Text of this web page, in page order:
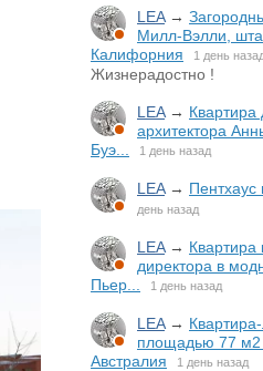
LEA→
Милл-Вэлли,
Калифорния
1 день
Жизнерадостно !
LEA→ Квартира
архитектора
Буэ...
1 день назад
LEA→ Пентхаус
день назад
LEA→ Квартира
директора в
Пьер...
1 день назад
LEA→
площадью 77 м2
Австралия
1 день назад